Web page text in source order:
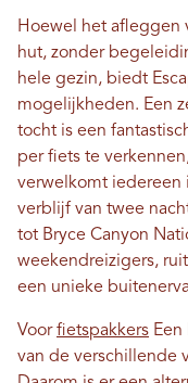
Hoewel het afleggen
hut, zonder
hele gezin, biedt
mogelijkheden. Een
tocht is een
per fiets te
verwelkomt iedereen
verblijf van twee
tot Bryce Canyon
weekendreizigers,
een unieke
Voorfietspakkers
van de verschillende